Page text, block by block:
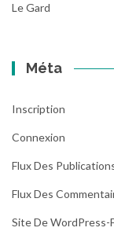
Le Gard
Méta
Inscription
Connexion
Flux Des
Flux Des
Site De WordPress-